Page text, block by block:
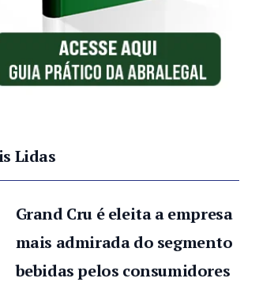
Lidas
Grand Cru é eleita a empresa
mais admirada do segmento
bebidas pelos consumidores